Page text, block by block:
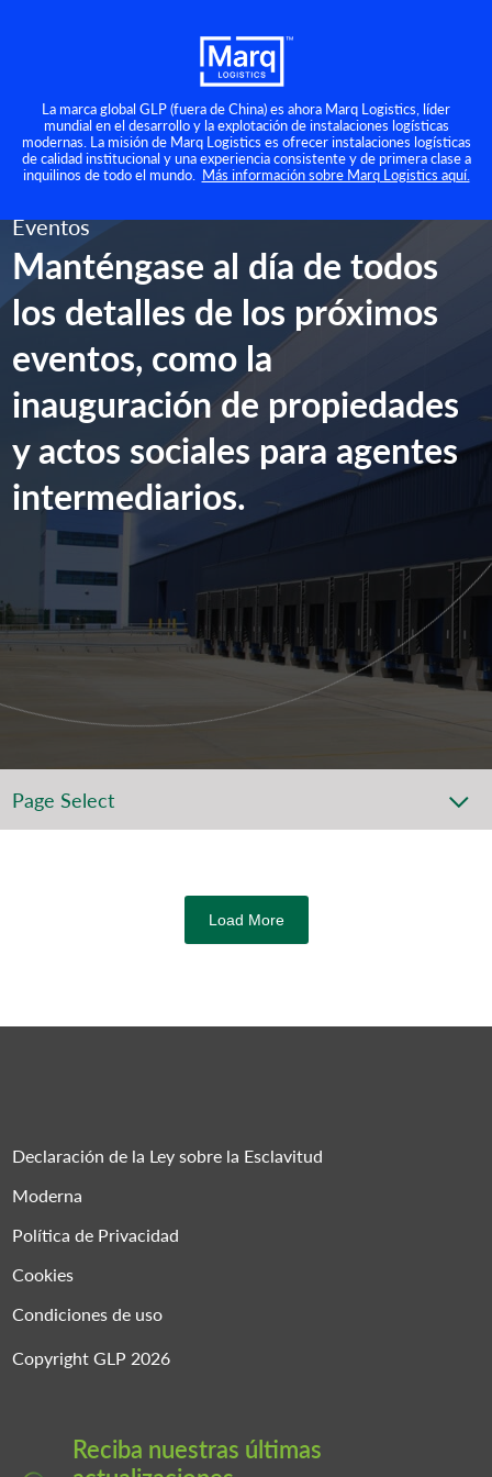
La marca global GLP (fuera de China) es ahora Marq Logistics, líder
mundial en el desarrollo y la explotación de instalaciones logísticas
modernas. La misión de Marq Logistics es ofrecer instalaciones logísticas
de calidad institucional y una experiencia consistente y de primera clase a
inquilinos de todo el mundo. Más información sobre Marq Logistics aquí.
Eventos
Manténgase al día de todos
los detalles de los próximos
eventos, como la
inauguración de propiedades
y actos sociales para agentes
intermediarios.
Page Select
Load More
Declaración de la Ley sobre la Esclavitud
Moderna
Política de Privacidad
Cookies
Condiciones de uso
Copyright GLP 2026
Reciba nuestras últimas